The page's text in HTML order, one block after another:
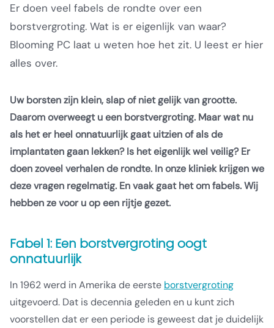
Er doen veel fabels de rondte over een
borstvergroting. Wat is er eigenlijk van waar?
Blooming PC laat u weten hoe het zit. U leest er hier
alles over.
Uw borsten zijn klein, slap of niet gelijk van grootte.
Daarom overweegt u een borstvergroting. Maar wat nu
als het er heel onnatuurlijk gaat uitzien of als de
implantaten gaan lekken? Is het eigenlijk wel veilig? Er
doen zoveel verhalen de rondte. In onze kliniek krijgen we
deze vragen regelmatig. En vaak gaat het om fabels. Wij
hebben ze voor u op een rijtje gezet.
Fabel 1: Een borstvergroting oogt
onnatuurlijk
In 1962 werd in Amerika de eerste borstvergroting
uitgevoerd. Dat is decennia geleden en u kunt zich
voorstellen dat er een periode is geweest dat je duidelijk